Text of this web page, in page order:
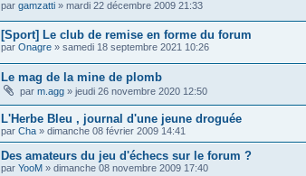
par gamzatti » mardi 22 décembre 2009 21:33
[Sport] Le club de remise en forme du forum
par Onagre » samedi 18 septembre 2021 10:26
Le mag de la mine de plomb
par m.agg » jeudi 26 novembre 2020 12:50
L'Herbe Bleu , journal d'une jeune droguée
par Cha » dimanche 08 février 2009 14:41
Des amateurs du jeu d'échecs sur le forum ?
par YooM » dimanche 08 novembre 2009 17:40